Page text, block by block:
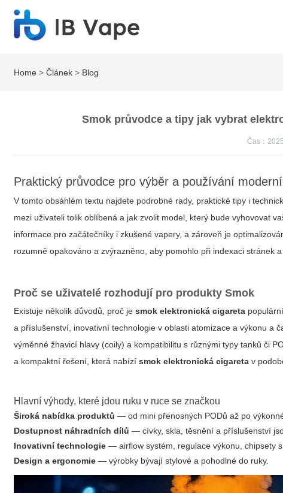
Home >Článek > Blog
Smok průvodce a tipy jak vybrat
Čas：
Praktický průvodce pro výběr a používání
V tomto obsáhlém textu najdete podrobné rady, praktické tipy i
mezi uživateli tolik oblíbená a jak zvolit model, který bude vyhovovat
informace pro začátečníky i zkušené vapery, a zároveň je
rozumně opakováno a zvýrazněno, aby pomohlo při indexaci stránek
Proč se uživatelé rozhodují pro produkty Smok
Existuje několik důvodů, proč jesmok elektronická cigareta
a příslušenství, inovativní technologie v oblasti atomizace a výkonu a
výměnné žhavicí hlavy (coily) a kompatibilitu s různými typy tanků či
a kompaktní řešení, která nabízísmok elektronická cigareta v
Hlavní výhody, které jdou ruku v ruce se značkou
Široká nabídka produktů — od mini přenosných PODů až po
Dostupnost náhradních dílů — cívky, skla, těsnění a příslušenství
Inovativní technologie — airflow systém, regulace výkonu, chipsety
Design a ergonomie — výrobky bývají stylové a pohodlné do ruky.